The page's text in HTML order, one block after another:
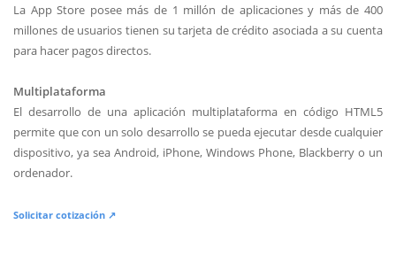
La App Store posee más de 1 millón de aplicaciones y más de 400
millones de usuarios tienen su tarjeta de crédito asociada a su cuenta
para hacer pagos directos.
Multiplataforma
El desarrollo de una aplicación multiplataforma en código HTML5
permite que con un solo desarrollo se pueda ejecutar desde cualquier
dispositivo, ya sea Android, iPhone, Windows Phone, Blackberry o un
ordenador.
Solicitar cotización ↗